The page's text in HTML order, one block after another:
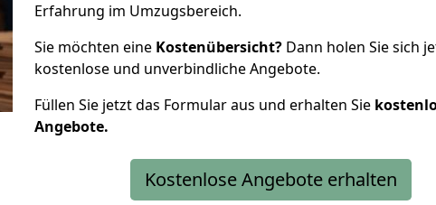
Erfahrung im Umzugsbereich.
Sie möchten eine Kostenübersicht? Dann holen Sie sich
kostenlose und unverbindliche Angebote.
Füllen Sie jetzt das Formular aus und erhalten Sie
Angebote.
Kostenlose Angebote erhalten